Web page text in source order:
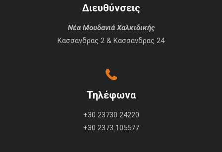
Διευθύνσεις
Νέα Μουδανιά Χαλκιδικής
Κασσάνδρας 2 & Κασσάνδρας 24
Τηλέφωνα
+30 23730 24220
+30 2373 105577